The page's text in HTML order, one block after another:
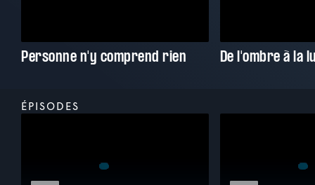
Personne n'y comprend rien De l'ombre à la
ÉPISODES